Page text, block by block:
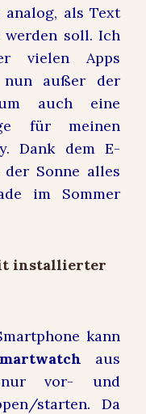
analog, als Text
soll. Ich
vielen Apps
nun außer der
auch eine
für meinen
Dank dem E-
Sonne alles
im Sommer
kann
aus
vor- und
starten. Da